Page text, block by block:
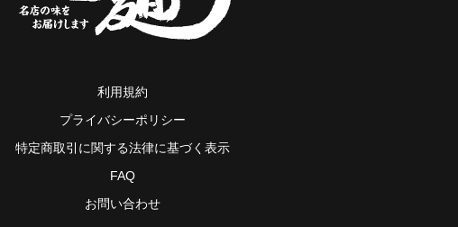
利用規約
プライバシーポリシー
特定商取引に関する法律に基づく表示
FAQ
お問い合わせ